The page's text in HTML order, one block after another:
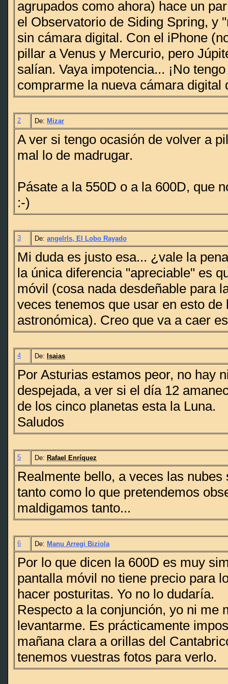
agrupados como ahora) hace un
el Observatorio de Siding Spring, y
sin cámara digital. Con el iPhone
pillar a Venus y Mercurio, pero
salían. Vaya impotencia... ¡No
comprarme la nueva cámara digital
2 De: Mizar
A ver si tengo ocasión de volver a
mal lo de madrugar.
Pásate a la 550D o a la 600D, que
:-)
3 De: angelrls, El Lobo Rayado
Mi duda es justo esa... ¿vale la
la única diferencia "apreciable" es
móvil (cosa nada desdeñable para
veces tenemos que usar en esto de
astronómica). Creo que va a caer
4 De: Isaias
Por Asturias estamos peor, no hay
despejada, a ver si el día 12
de los cinco planetas esta la Luna.
Saludos
5 De: Rafael Enríquez
Realmente bello, a veces las nubes
tanto como lo que pretendemos
maldigamos tanto...
6 De: Manu Arregi Biziola
Por lo que dicen la 600D es muy
pantalla móvil no tiene precio para
hacer posturitas. Yo no lo dudaría.
Respecto a la conjunción, yo ni me
levantarme. Es prácticamente
mañana clara a orillas del
tenemos vuestras fotos para verlo.